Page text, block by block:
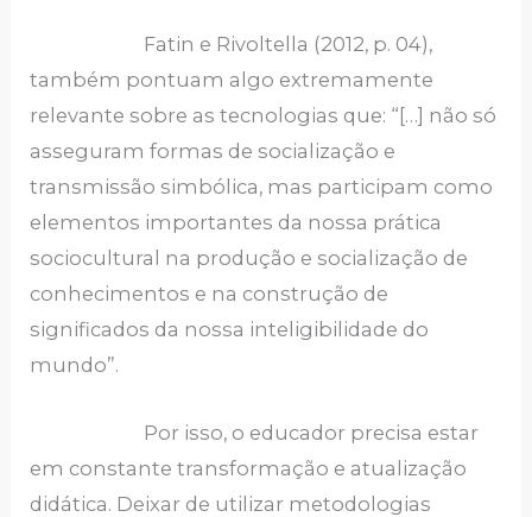
Fatin e Rivoltella (2012, p. 04),
também pontuam algo extremamente
relevante sobre as tecnologias que: “[…] não só
asseguram formas de socialização e
transmissão simbólica, mas participam como
elementos importantes da nossa prática
sociocultural na produção e socialização de
conhecimentos e na construção de
significados da nossa inteligibilidade do
mundo”.
Por isso, o educador precisa estar
em constante transformação e atualização
didática. Deixar de utilizar metodologias